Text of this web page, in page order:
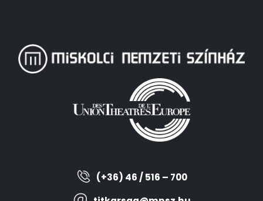
(+36) 46 / 516 – 700